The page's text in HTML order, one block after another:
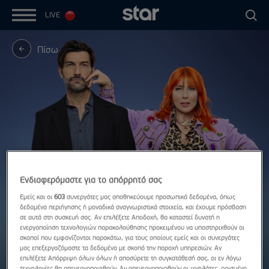
LIVE
Πίσω
Ενδιαφερόμαστε για το απόρρητό σας
Εμείς και οι603 συνεργάτες μας αποθηκεύουμε προσωπικά δεδομένα, όπως
δεδομένα περιήγησης ή μοναδικά αναγνωριστικά στοιχεία, και έχουμε πρόσβαση
σε αυτά στη συσκευή σας. Αν επιλέξετε Αποδοχή, θα καταστεί δυνατή η
ενεργοποίηση τεχνολογιών παρακολούθησης προκειμένου να υποστηριχθούν οι
σκοποί που εμφανίζονται παρακάτω, για τους οποίους εμείς και οι συνεργάτες
μας επεξεργαζόμαστε τα δεδομένα με σκοπό την παροχή υπηρεσιών. Αν
επιλέξετε Απόρριψη όλων όλων ή αποσύρετε τη συγκατάθεσή σας, οι εν λόγω